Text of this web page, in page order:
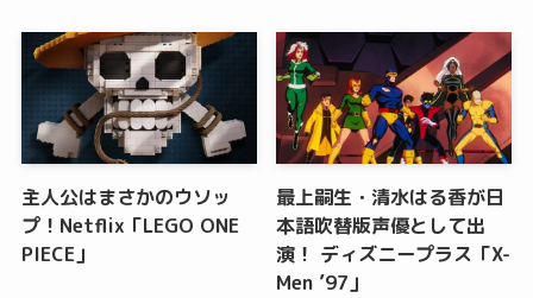
主人公はまさかのウソッ
プ！Netflix「LEGO ONE
PIECE」
最上嗣生・清水はる香が日
本語吹替版声優として出
演！ ディズニープラス「X-
Men ’97」